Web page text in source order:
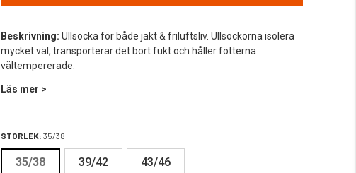
Beskrivning: Ullsocka för både jakt & friluftsliv. Ullsockorna isolera
mycket väl, transporterar det bort fukt och håller fötterna
vältempererade.
Läs mer >
STORLEK: 35/38
35/38 39/42 43/46